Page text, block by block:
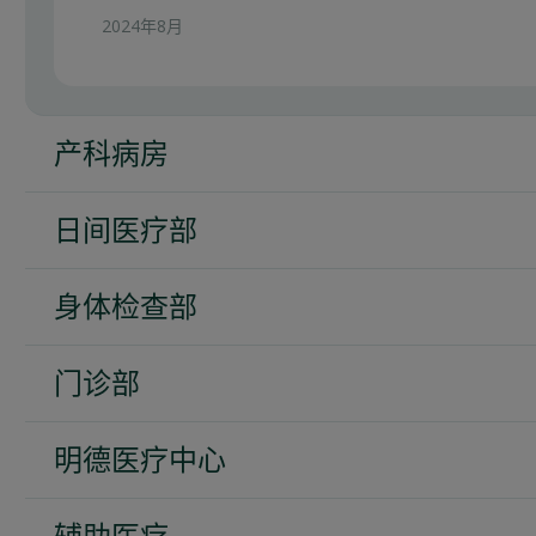
2024年8月
产科病房
乳喂哺。我知道其他私立医院并没有提供同等的支
持活动能力。」
日间医疗部
貌。」
2024年8月
身体检查部
门诊部
明德医疗中心